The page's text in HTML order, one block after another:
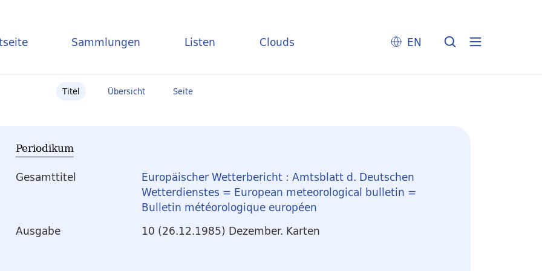
Sammlungen Listen Clouds EN
Titel Übersicht Seite
Periodikum
Gesamttitel
Europäischer Wetterbericht : Amtsblatt d. Deutschen
Wetterdienstes = European meteorological bulletin =
Bulletin météorologique européen
Ausgabe
10 (26.12.1985) Dezember. Karten